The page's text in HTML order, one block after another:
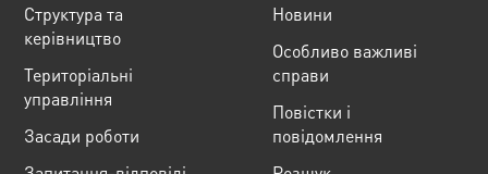
Структура та
керівництво
Територіальні
управління
Засади роботи
Новини
Особливо важливі
справи
Повістки і
повідомлення